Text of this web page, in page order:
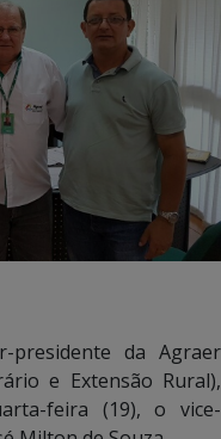
presidente da Agraer
e Extensão Rural),
feira (19), o vice-